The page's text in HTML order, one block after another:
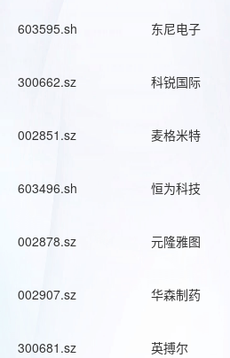
603595.sh 东尼电子
300662.sz 科锐国际
002851.sz 麦格米特
603496.sh 恒为科技
002878.sz 元隆雅图
002907.sz 华森制药
300681.sz 英搏尔